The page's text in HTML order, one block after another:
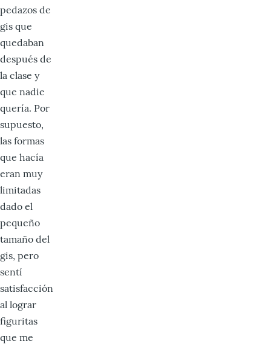
pedazos de
gis que
quedaban
después de
la clase y
que nadie
quería. Por
supuesto,
las formas
que hacía
eran muy
limitadas
dado el
pequeño
tamaño del
gis, pero
sentí
satisfacción
al lograr
figuritas
que me